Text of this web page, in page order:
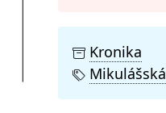
Kronika
Mikulášská